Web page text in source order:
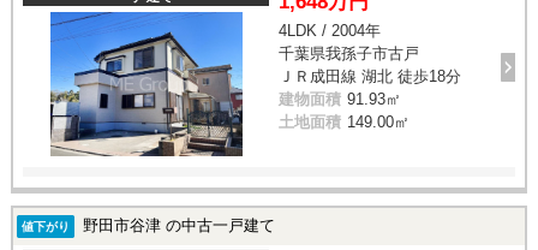
4LDK / 2004年
千葉県我孫子市古戸
ＪＲ成田線 湖北 徒歩18分
建物面積 91.93㎡
土地面積 149.00㎡
値下がり 野田市谷津 の中古一戸建て